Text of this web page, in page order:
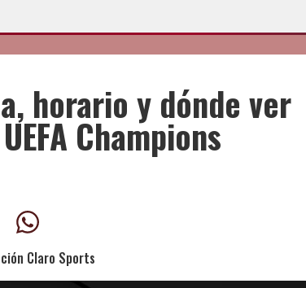
horario y dónde ver
Champions
Claro Sports